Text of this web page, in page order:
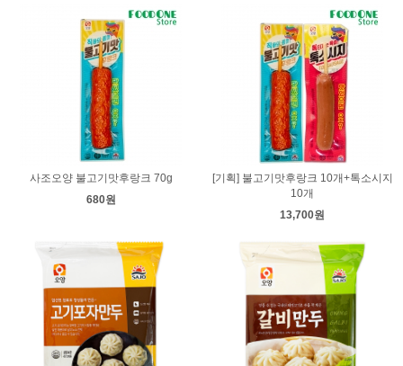
사조오양 불고기맛후랑크 70g
680원
[기획] 불고기맛후랑크 10개+톡소시지
10개
13,700원